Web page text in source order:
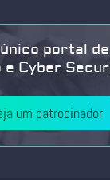
portal
Cyber
um patrocinador